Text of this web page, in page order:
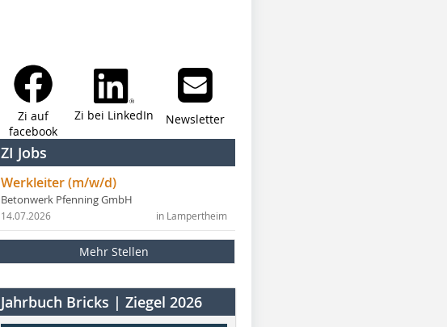
Zi auf
facebook
Zi bei LinkedIn Newsletter
ZI Jobs
Werkleiter (m/w/d)
Betonwerk Pfenning GmbH
in Lampertheim
14.07.2026
Mehr Stellen
Jahrbuch Bricks | Ziegel 2026